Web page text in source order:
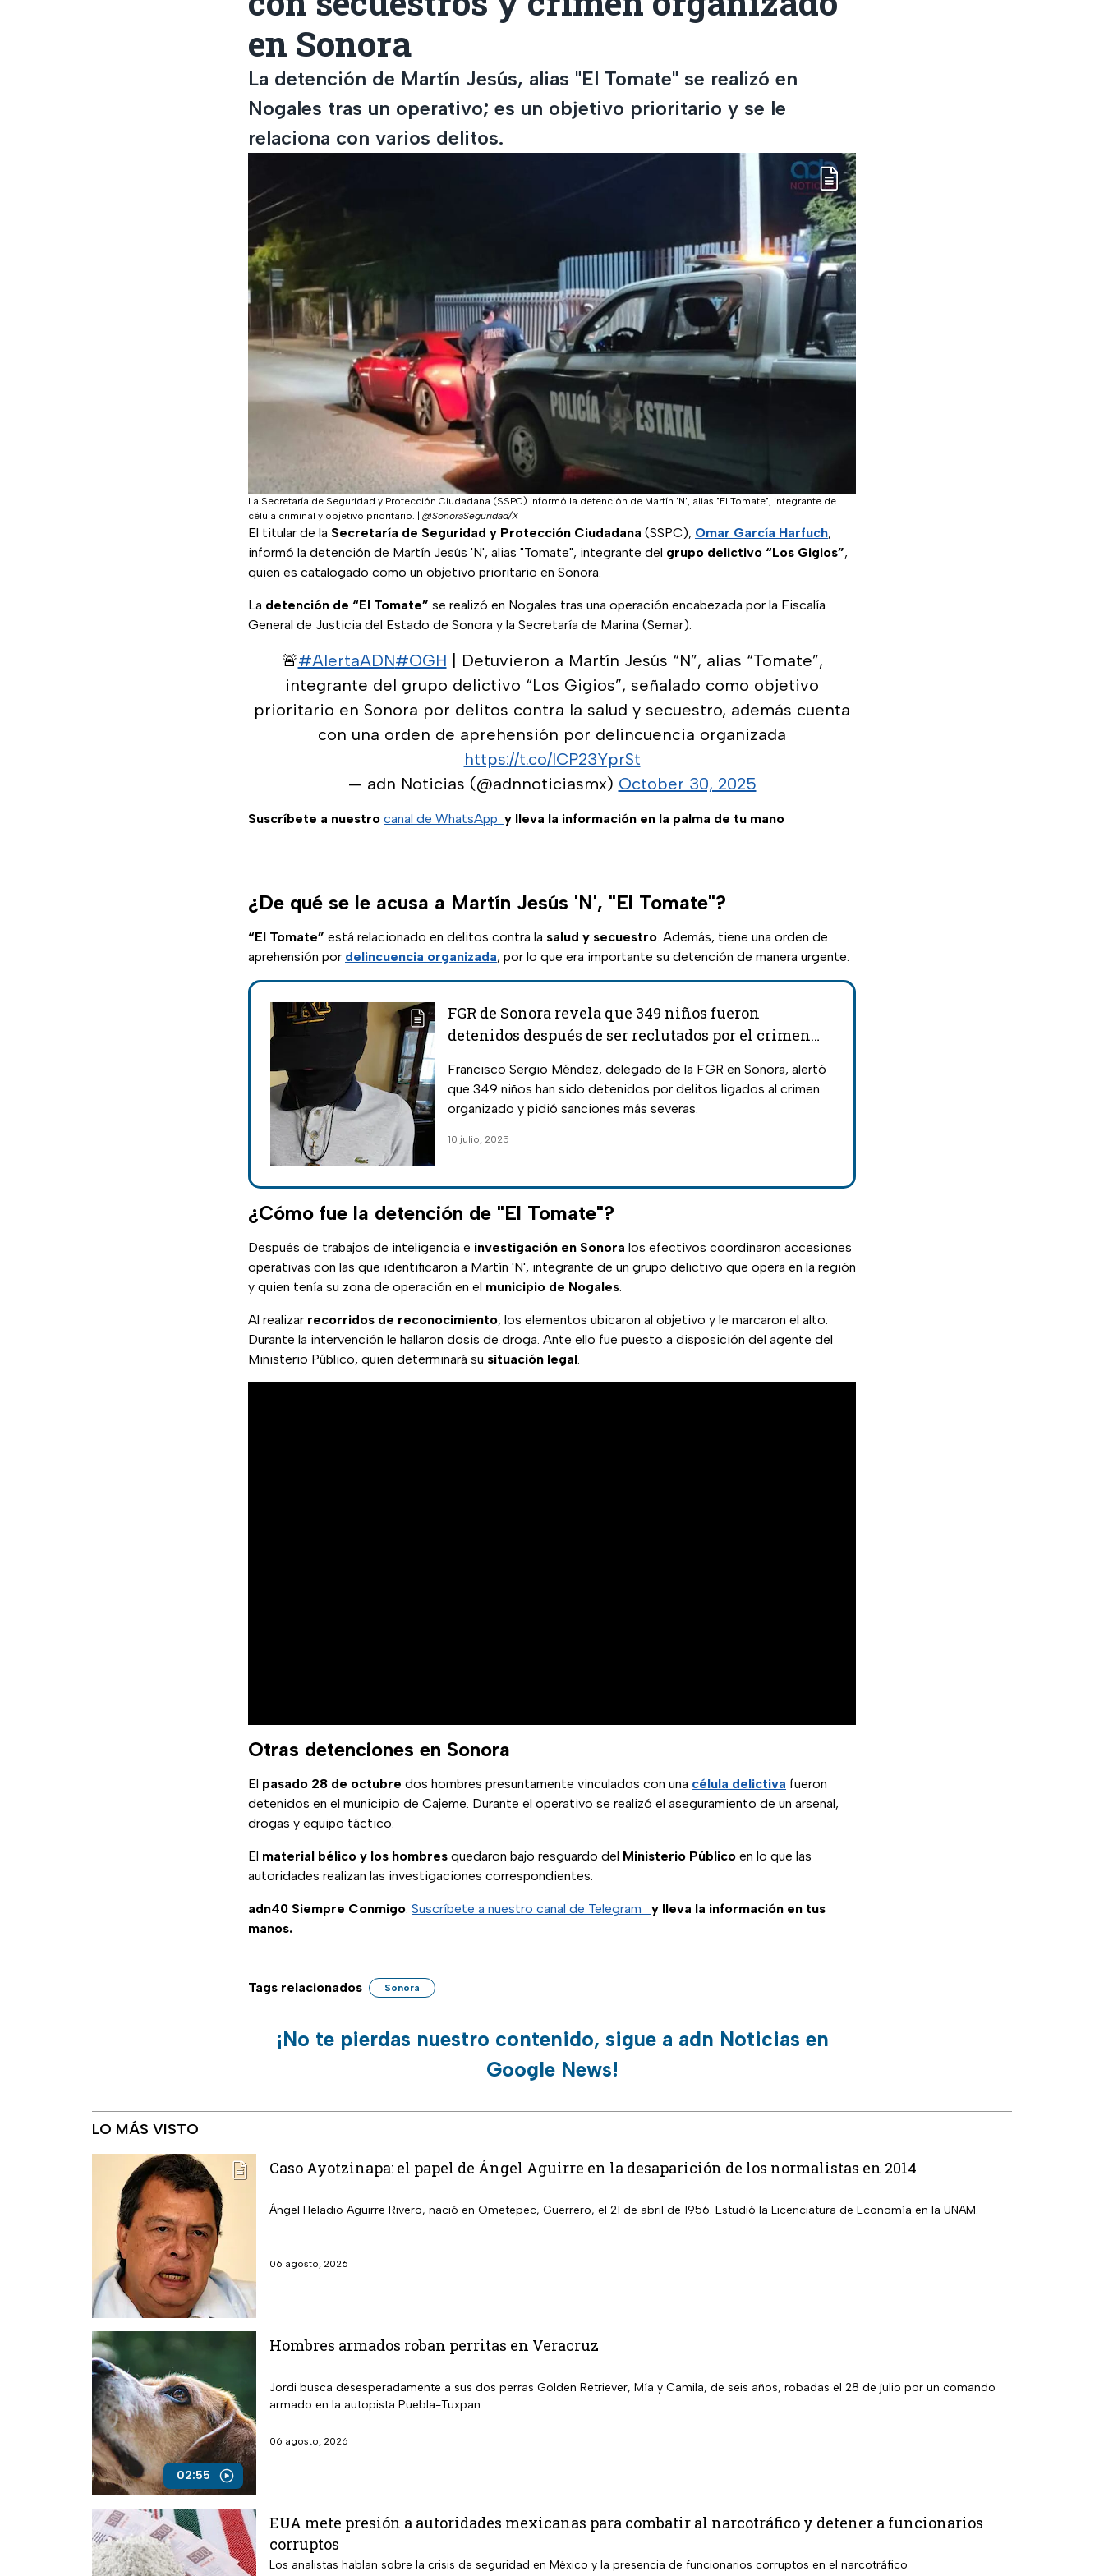
en Sonora
La detención de Martín Jesús, alias "El Tomate" se realizó en
Nogales tras un operativo; es un objetivo prioritario y se le
relaciona con varios delitos.
La Secretaría de Seguridad y Protección Ciudadana (SSPC) informó la detención de Martín 'N', alias "El Tomate", integrante de
célula criminal y objetivo prioritario.
@SonoraSeguridad/X
El titular de la Secretaría de Seguridad y Protección Ciudadana (SSPC), Omar García Harfuch,
informó la detención de Martín Jesús 'N', alias "Tomate", integrante del grupo delictivo “Los Gigios”,
quien es catalogado como un objetivo prioritario en Sonora.
La detención de “El Tomate” se realizó en Nogales tras una operación encabezada por la Fiscalía
General de Justicia del Estado de Sonora y la Secretaría de Marina (Semar).
🚨#AlertaADN#OGH | Detuvieron a Martín Jesús “N”, alias “Tomate”,
integrante del grupo delictivo “Los Gigios”, señalado como objetivo
prioritario en Sonora por delitos contra la salud y secuestro, además cuenta
con una orden de aprehensión por delincuencia organizada
https://t.co/lCP23YprSt
— adn Noticias (@adnnoticiasmx) October 30, 2025
Suscríbete a nuestro canal de WhatsApp y lleva la información en la palma de tu mano
¿De qué se le acusa a Martín Jesús 'N', "El Tomate"?
“El Tomate” está relacionado en delitos contra la salud y secuestro. Además, tiene una orden de
aprehensión por delincuencia organizada, por lo que era importante su detención de manera urgente.
FGR de Sonora revela que 349 niños fueron
detenidos después de ser reclutados por el crimen
Francisco Sergio Méndez, delegado de la FGR en Sonora, alertó
que 349 niños han sido detenidos por delitos ligados al crimen
organizado y pidió sanciones más severas.
10 julio, 2025
¿Cómo fue la detención de "El Tomate"?
Después de trabajos de inteligencia e investigación en Sonora los efectivos coordinaron accesiones
operativas con las que identificaron a Martín 'N', integrante de un grupo delictivo que opera en la región
y quien tenía su zona de operación en el municipio de Nogales.
Al realizar recorridos de reconocimiento, los elementos ubicaron al objetivo y le marcaron el alto.
Durante la intervención le hallaron dosis de droga. Ante ello fue puesto a disposición del agente del
Ministerio Público, quien determinará su situación legal.
Otras detenciones en Sonora
El pasado 28 de octubre dos hombres presuntamente vinculados con una célula delictiva fueron
detenidos en el municipio de Cajeme. Durante el operativo se realizó el aseguramiento de un arsenal,
drogas y equipo táctico.
El material bélico y los hombres quedaron bajo resguardo del Ministerio Público en lo que las
autoridades realizan las investigaciones correspondientes.
adn40 Siempre Conmigo Suscríbete a nuestro canal de Telegram y lleva la información en tus
manos.
Tags relacionados Sonora
¡No te pierdas nuestro contenido, sigue a adn Noticias en
Google News!
LO MÁS VISTO
Caso Ayotzinapa: el papel de Ángel Aguirre en la desaparición de los normalistas en 2014
Ángel Heladio Aguirre Rivero, nació en Ometepec, Guerrero, el 21 de abril de 1956. Estudió la Licenciatura de Economía en la UNAM.
06 agosto, 2026
02:55
Hombres armados roban perritas en Veracruz
Jordi busca desesperadamente a sus dos perras Golden Retriever, Mía y Camila, de seis años, robadas el 28 de julio por un comando
armado en la autopista Puebla-Tuxpan.
06 agosto, 2026
EUA mete presión a autoridades mexicanas para combatir al narcotráfico y detener a funcionarios
corruptos
Los analistas hablan sobre la crisis de seguridad en México y la presencia de funcionarios corruptos en el narcotráfico